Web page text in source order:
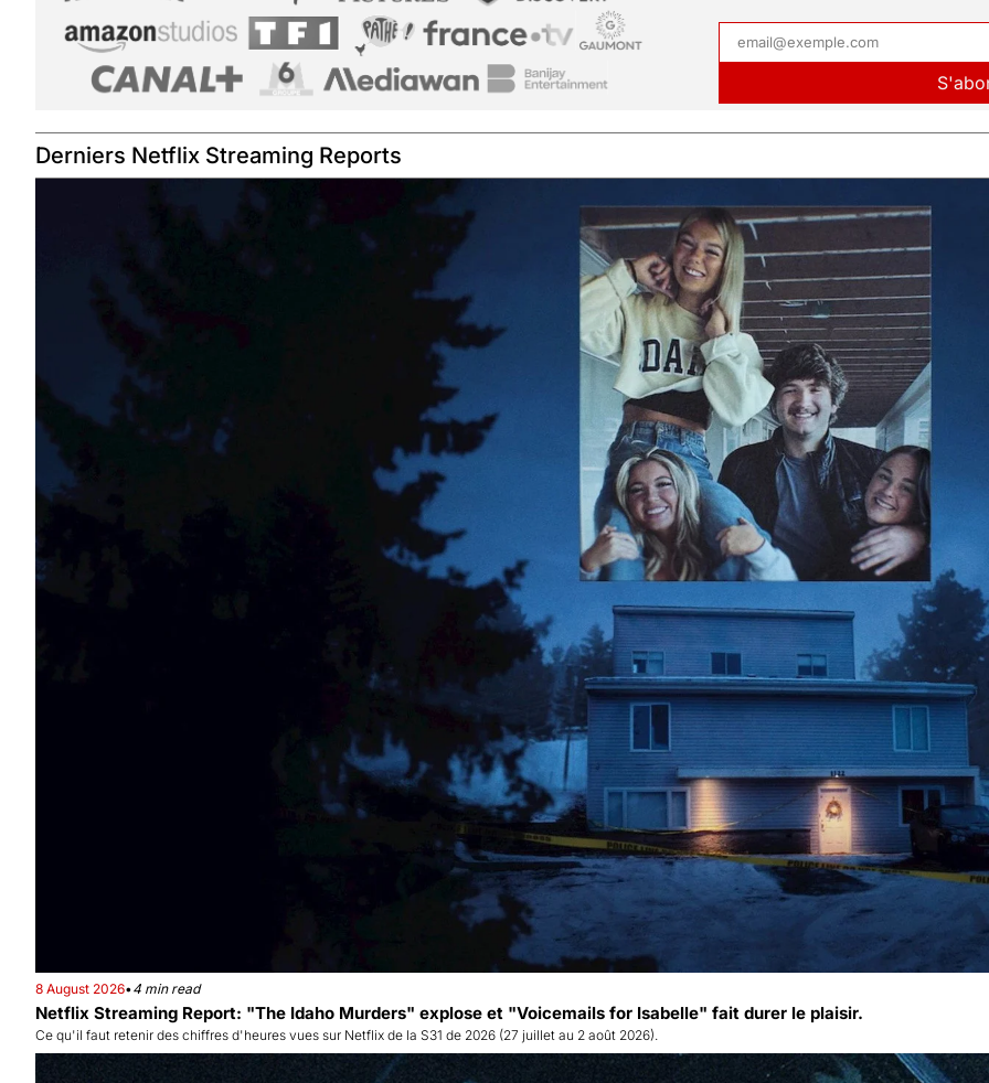
Derniers Netflix Streaming Reports
8 August 2026•4 min read
Netflix Streaming Report: "The Idaho Murders" explose et "Voicemails for Isabelle" fait durer le plaisir.
Ce qu'il faut retenir des chiffres d'heures vues sur Netflix de la S31 de 2026 (27 juillet au 2 août 2026).